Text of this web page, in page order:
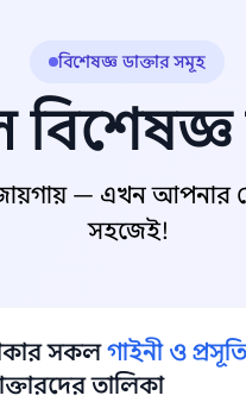
বিশেষজ্ঞ ডাক্তার সমূহ
— এখন আপনার
সহজেই!
সকলগাইনী ও
তালিকা